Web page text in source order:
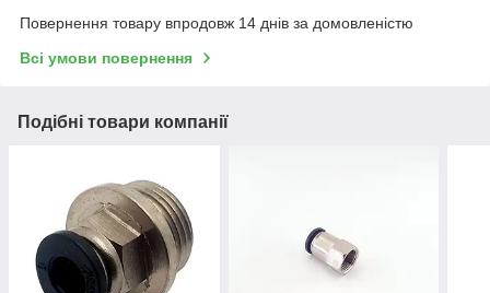
Повернення товару впродовж 14 днів за домовленістю
Всі умови повернення
Подібні товари компанії